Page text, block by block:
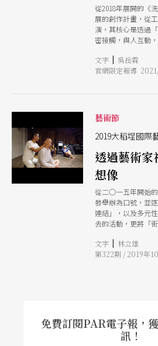
從2018年展開的《
展的創作計畫，從
演，其核心是透過
密接觸，與人互動
模式轉換到線上，
以手機為媒介，透
文字 | 吳岳霖
官網限定報導
藝術節
2019大稻埕國際
透過藝術家
想像
從二○一五年開始
發舉辦為口號，並
連結」，以及多元
去的活動，更將「
跟我說一個故事》
通過日常行為去建
文字 | 林立雄
第322期 / 2019年
免費訂閱PAR電子報，
訊！